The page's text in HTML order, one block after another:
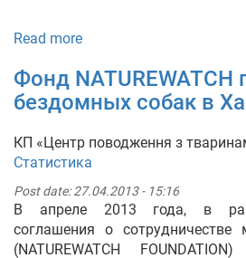
Read more
Фонд NATUREWATCH
бездомных собак в
КП «Центр поводження з
Статистика
Post date:27.04.2013 - 15:16
В апреле 2013 года, в
соглашения о сотрудничестве
(NATUREWATCH